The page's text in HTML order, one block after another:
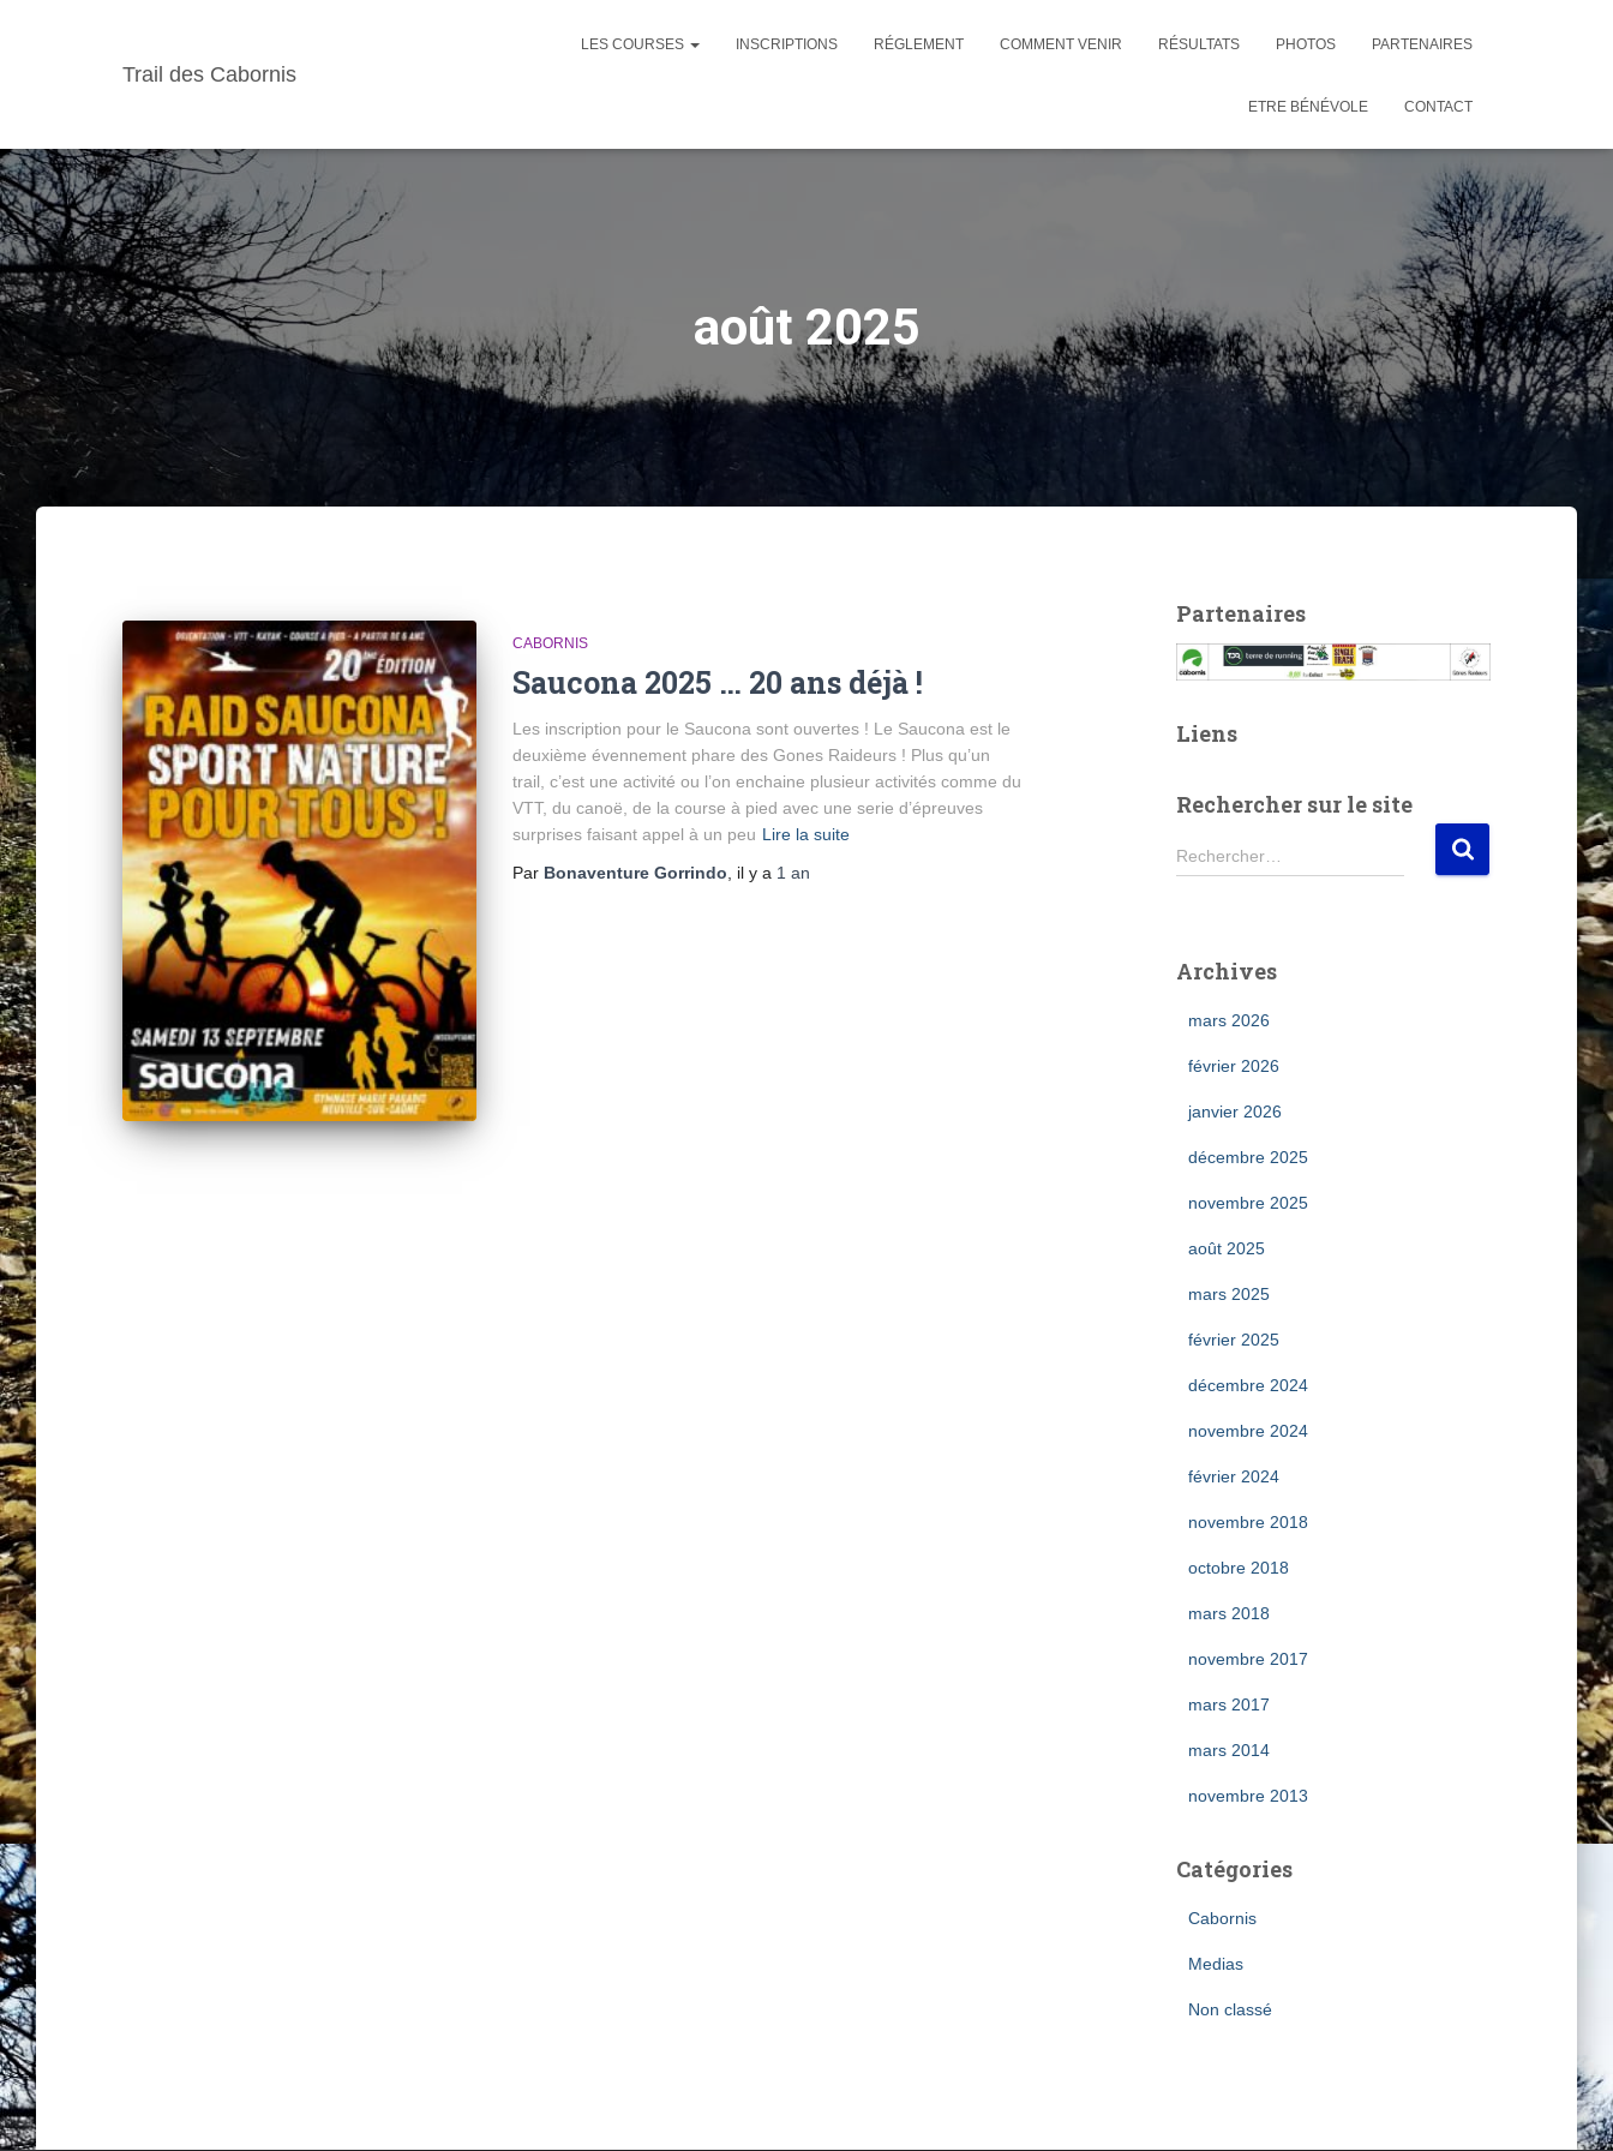
Trail des Cabornis
LES COURSES INSCRIPTIONS RÉGLEMENT COMMENT VENIR RÉSULTATS PHOTOS PARTENAIRES
ETRE BÉNÉVOLE CONTACT
août 2025
CABORNIS
Saucona 2025 … 20 ans déjà !
Les inscription pour le Saucona sont ouvertes ! Le Saucona est le
deuxième évennement phare des Gones Raideurs ! Plus qu’un
trail, c’est une activité ou l’on enchaine plusieur activités comme du
VTT, du canoë, de la course à pied avec une serie d’épreuves
surprises faisant appel à un peu Lire la suite
Par Bonaventure Gorrindo , il y a 1 an
Partenaires
Liens
Rechercher sur le site
R
e
r
Rechercher…
Archives
mars 2026
février 2026
janvier 2026
décembre 2025
novembre 2025
août 2025
mars 2025
février 2025
décembre 2024
novembre 2024
février 2024
novembre 2018
octobre 2018
mars 2018
novembre 2017
mars 2017
mars 2014
novembre 2013
Catégories
Cabornis
Medias
Non classé